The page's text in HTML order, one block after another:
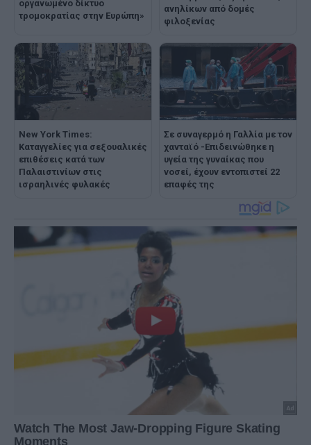
οργανωμένο δίκτυο
τρομοκρατίας στην Ευρώπη»
ανηλίκων από δομές
φιλοξενίας
New York Times:
Καταγγελίες για σεξουαλικές
επιθέσεις κατά των
Παλαιστινίων στις
ισραηλινές φυλακές
Σε συναγερμό η Γαλλία με τον
χανταϊό -Επιδεινώθηκε η
υγεία της γυναίκας που
νοσεί, έχουν εντοπιστεί 22
επαφές της